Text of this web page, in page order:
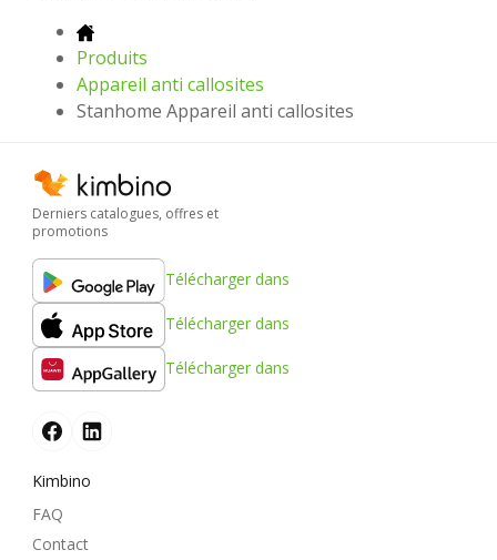
Produits
Appareil anti callosites
Stanhome Appareil anti callosites
Derniers catalogues, offres et
promotions
Télécharger dans
Télécharger dans
Télécharger dans
Kimbino
FAQ
Contact